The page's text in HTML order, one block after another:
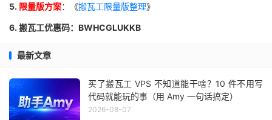
5. 限量版方案：《搬瓦工限量版整理》
6. 搬瓦工优惠码：BWHCGLUKKB
最新文章
买了搬瓦工 VPS 不知道能干啥？10 件不用写
代码就能玩的事（用 Amy 一句话搞定）
2026-08-07